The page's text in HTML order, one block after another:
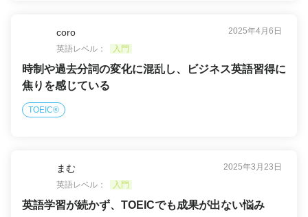
coro
2025年4月6日
英語レベル：
入門
時制や過去分詞の変化に混乱し、ビジネス英語習得に
焦りを感じている
TOEIC®
まむ
2025年3月23日
英語レベル：
入門
英語学習が続かず、TOEICでも成果が出ない悩み